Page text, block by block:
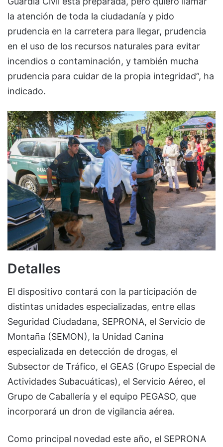
la atención de toda la ciudadanía y pido
prudencia en la carretera para llegar, prudencia
en el uso de los recursos naturales para evitar
incendios o contaminación, y también mucha
prudencia para cuidar de la propia integridad”, ha
indicado.
Detalles
El dispositivo contará con la participación de
distintas unidades especializadas, entre ellas
Seguridad Ciudadana, SEPRONA, el Servicio de
Montaña (SEMON), la Unidad Canina
especializada en detección de drogas, el
Subsector de Tráfico, el GEAS (Grupo Especial de
Actividades Subacuáticas), el Servicio Aéreo, el
Grupo de Caballería y el equipo PEGASO, que
incorporará un dron de vigilancia aérea.
Como principal novedad este año, el SEPRONA